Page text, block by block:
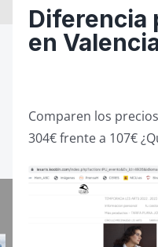
Diferencia
en
Comparen los
304€ frente a 107€